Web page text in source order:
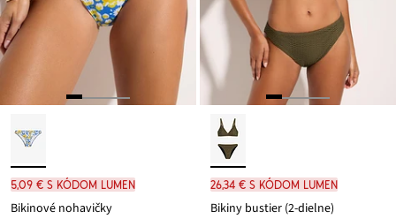
5,09 € s kódom LUMEN
Bikinové nohavičky
26,34 € s kódom LUMEN
Bikiny bustier (2-dielne)